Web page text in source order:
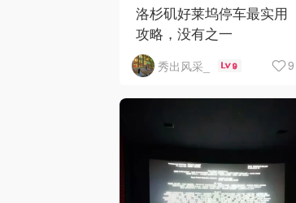
洛杉矶好莱坞停车最实用
攻略，没有之一
秀出风采_ 9 9